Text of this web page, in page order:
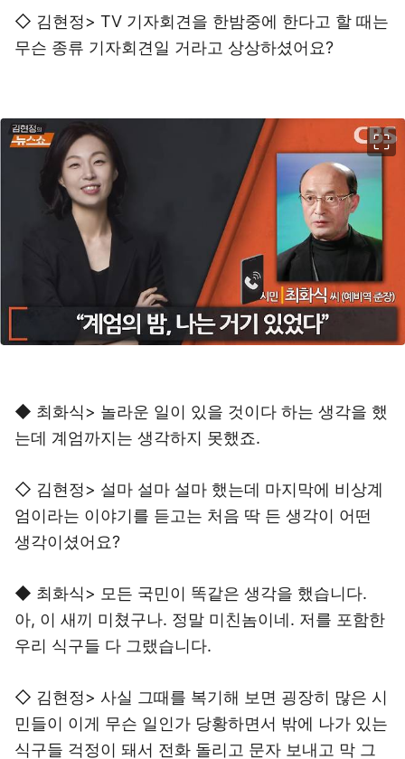
◇ 김현정> TV 기자회견을 한밤중에 한다고 할 때는
무슨 종류 기자회견일 거라고 상상하셨어요?
◆ 최화식> 놀라운 일이 있을 것이다 하는 생각을 했
는데 계엄까지는 생각하지 못했죠.
◇ 김현정> 설마 설마 설마 했는데 마지막에 비상계
엄이라는 이야기를 듣고는 처음 딱 든 생각이 어떤
생각이셨어요?
◆ 최화식> 모든 국민이 똑같은 생각을 했습니다.
아, 이 새끼 미쳤구나. 정말 미친놈이네. 저를 포함한
우리 식구들 다 그랬습니다.
◇ 김현정> 사실 그때를 복기해 보면 굉장히 많은 시
민들이 이게 무슨 일인가 당황하면서 밖에 나가 있는
식구들 걱정이 돼서 전화 돌리고 문자 보내고 막 그